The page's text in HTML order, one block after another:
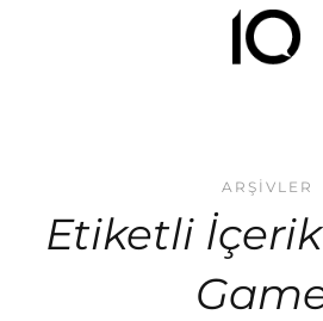
ARŞIVLER
Etiketli İçerik